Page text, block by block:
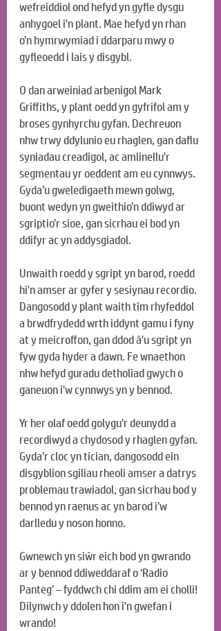
wefreiddiol ond hefyd yn gyfle dysgu
anhygoel i'n plant. Mae hefyd yn rhan
o’n hymrwymiad i ddarparu mwy o
gyfleoedd i lais y disgybl.
O dan arweiniad arbenigol Mark
Griffiths, y plant oedd yn gyfrifol am y
broses gynhyrchu gyfan. Dechreuon
nhw trwy ddylunio eu rhaglen, gan daflu
syniadau creadigol, ac amlinellu'r
segmentau yr oeddent am eu cynnwys.
Gyda’u gweledigaeth mewn golwg,
buont wedyn yn gweithio’n ddiwyd ar
sgriptio’r sioe, gan sicrhau ei bod yn
ddifyr ac yn addysgiadol.
Unwaith roedd y sgript yn barod, roedd
hi'n amser ar gyfer y sesiynau recordio.
Dangosodd y plant waith tîm rhyfeddol
a brwdfrydedd wrth iddynt gamu i fyny
at y meicroffon, gan ddod â'u sgript yn
fyw gyda hyder a dawn. Fe wnaethon
nhw hefyd guradu detholiad gwych o
ganeuon i'w cynnwys yn y bennod.
Yr her olaf oedd golygu'r deunydd a
recordiwyd a chydosod y rhaglen gyfan.
Gyda’r cloc yn tician, dangosodd ein
disgyblion sgiliau rheoli amser a datrys
problemau trawiadol, gan sicrhau bod y
bennod yn raenus ac yn barod i’w
darlledu y noson honno.
Gwnewch yn siŵr eich bod yn gwrando
ar y bennod ddiweddaraf o ‘Radio
Panteg’ – fyddwch chi ddim am ei cholli!
Dilynwch y ddolen hon i'n gwefan i
wrando!